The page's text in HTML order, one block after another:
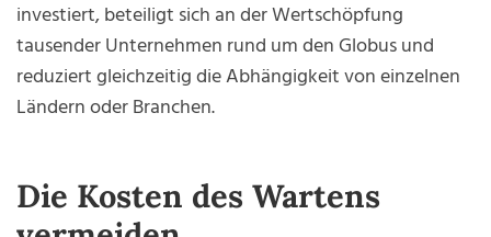
investiert, beteiligt sich an der Wertschöpfung
tausender Unternehmen rund um den Globus und
reduziert gleichzeitig die Abhängigkeit von einzelnen
Ländern oder Branchen.
Die Kosten des Wartens